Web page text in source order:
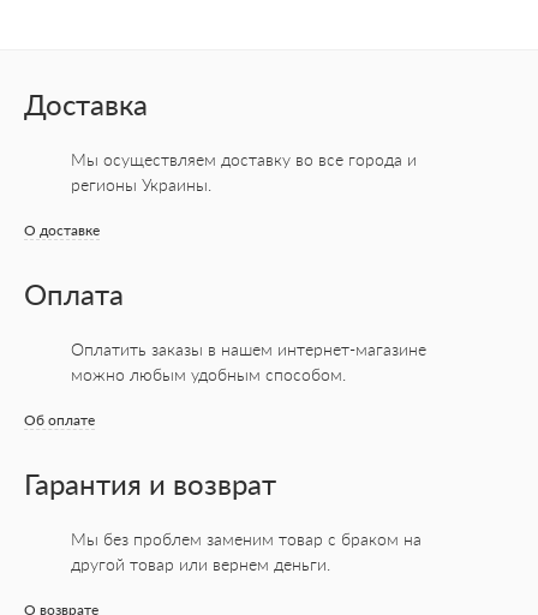
Доставка
Мы осуществляем доставку во все города и
регионы Украины.
О доставке
Оплата
Оплатить заказы в нашем интернет-магазине
можно любым удобным способом.
Об оплате
Гарантия и возврат
Мы без проблем заменим товар с браком на
другой товар или вернем деньги.
О возврате